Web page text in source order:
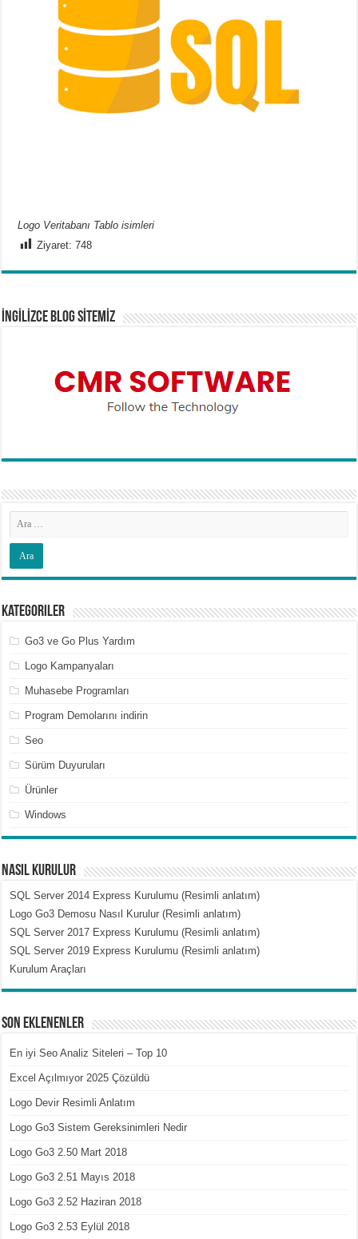
Logo Veritabanı Tablo isimleri
Ziyaret: 748
İNGİLİZCE BLOG SİTEMİZ
Kategoriler
Go3 ve Go Plus Yardım
Logo Kampanyaları
Muhasebe Programları
Program Demolarını indirin
Seo
Sürüm Duyuruları
Ürünler
Windows
Nasıl Kurulur
SQL Server 2014 Express Kurulumu (Resimli anlatım)
Logo Go3 Demosu Nasıl Kurulur (Resimli anlatım)
SQL Server 2017 Express Kurulumu (Resimli anlatım)
SQL Server 2019 Express Kurulumu (Resimli anlatım)
Kurulum Araçları
Son Eklenenler
En iyi Seo Analiz Siteleri – Top 10
Excel Açılmıyor 2025 Çözüldü
Logo Devir Resimli Anlatım
Logo Go3 Sistem Gereksinimleri Nedir
Logo Go3 2.50 Mart 2018
Logo Go3 2.51 Mayıs 2018
Logo Go3 2.52 Haziran 2018
Logo Go3 2.53 Eylül 2018